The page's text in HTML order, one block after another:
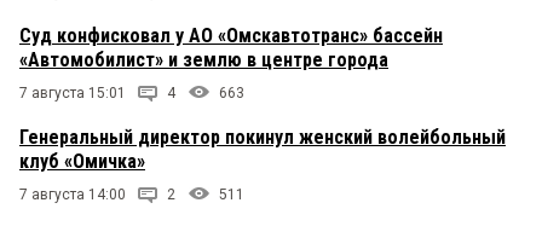
Суд конфисковал у АО «Омскавтотранс» бассейн
«Автомобилист» и землю в центре города
7 августа 15:01 4 663
Генеральный директор покинул женский волейбольный
клуб «Омичка»
7 августа 14:00 2 511